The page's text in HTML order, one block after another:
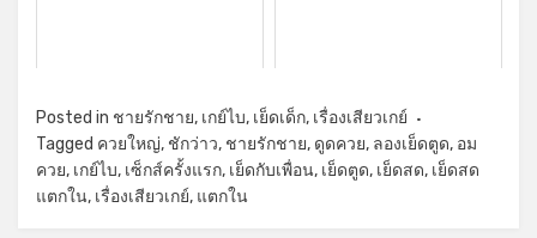
Posted in ชายรักชาย, เกย์ไบ, เย็ดเด็ก, เรื่องเสียวเกย์
Tagged ควยใหญ่, ชักว่าว, ชายรักชาย, ดูดควย, ลองเย็ดตูด, อม
ควย, เกย์ไบ, เซ็กส์ครั้งแรก, เย็ดกับเพื่อน, เย็ดตูด, เย็ดสด, เย็ดสด
แตกใน, เรื่องเสียวเกย์, แตกใน